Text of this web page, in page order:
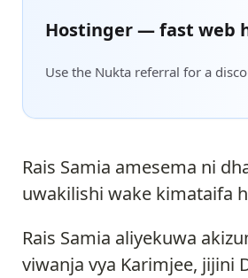
Hostinger — fast web
Use the Nukta referral for a
Rais Samia amesema ni
uwakilishi wake kimataifa
Rais Samia aliyekuwa
viwanja vya Karimjee, jijini